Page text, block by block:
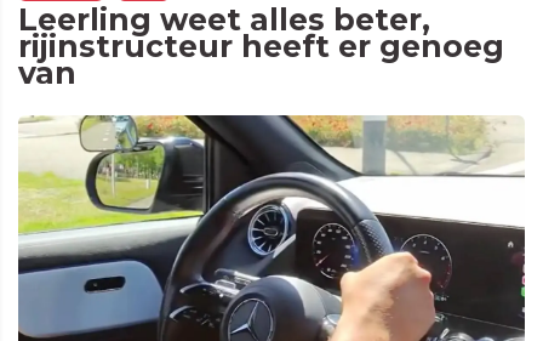
Leerling weet alles beter,
rijinstructeur heeft er genoeg
van